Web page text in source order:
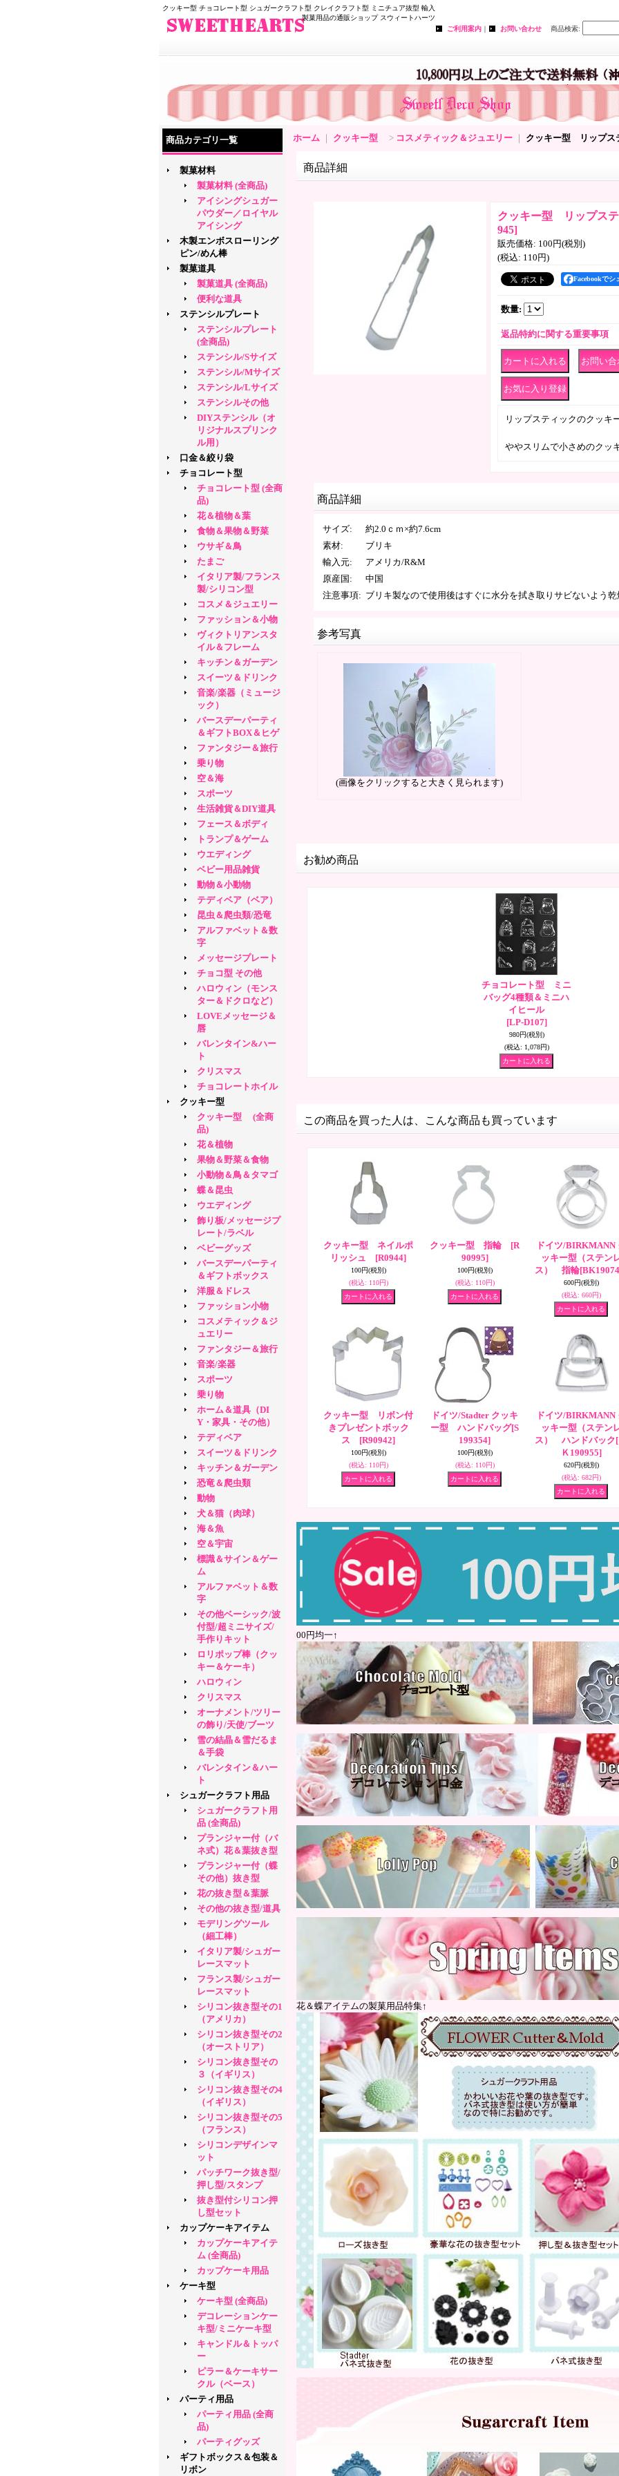
クッキー型 チョコレート型 シュガークラフト型 クレイクラフト型 ミニチュア抜型 輸入
製菓用品の通販ショップ スウィートハーツ
ご利用案内 ｜ お問い合わせ 商品検索:
商品カテゴリ一覧
製菓材料
製菓材料 (全商品)
アイシングシュガー
パウダー／ロイヤル
アイシング
木製エンボスローリング
ピン/めん棒
製菓道具
製菓道具 (全商品)
便利な道具
ステンシルプレート
ステンシルプレート
(全商品)
ステンシル/Sサイズ
ステンシル/Mサイズ
ステンシル/Lサイズ
ステンシルその他
DIYステンシル（オ
リジナルスプリンク
ル用）
口金＆絞り袋
チョコレート型
チョコレート型 (全商
品)
花＆植物＆葉
食物＆果物＆野菜
ウサギ＆鳥
たまご
イタリア製/フランス
製/シリコン型
コスメ＆ジュエリー
ファッション＆小物
ヴィクトリアンスタ
イル＆フレーム
キッチン＆ガーデン
スイーツ＆ドリンク
音楽/楽器（ミュージ
ック）
バースデーパーティ
＆ギフトBOX＆ヒゲ
ファンタジー＆旅行
乗り物
空＆海
スポーツ
生活雑貨＆DIY道具
フェース＆ボディ
トランプ＆ゲーム
ウエディング
ベビー用品雑貨
動物＆小動物
テディベア（ベア）
昆虫＆爬虫類/恐竜
アルファベット＆数
字
メッセージプレート
チョコ型 その他
ハロウィン（モンス
ター＆ドクロなど）
LOVEメッセージ＆
唇
バレンタイン&ハー
ト
クリスマス
チョコレートホイル
クッキー型
クッキー型 (全商
品)
花＆植物
果物＆野菜＆食物
小動物＆鳥＆タマゴ
蝶＆昆虫
ウエディング
飾り板/メッセージプ
レート/ラベル
ベビーグッズ
バースデーパーティ
＆ギフトボックス
洋服＆ドレス
ファッション小物
コスメティック＆ジ
ュエリー
ファンタジー＆旅行
音楽/楽器
スポーツ
乗り物
ホーム＆道具（DI
Y・家具・その他）
テディベア
スイーツ＆ドリンク
キッチン＆ガーデン
恐竜＆爬虫類
動物
犬＆猫（肉球）
海＆魚
空＆宇宙
標識＆サイン＆ゲー
ム
アルファベット＆数
字
その他ベーシック/波
付型/超ミニサイズ/
手作りキット
ロリポップ棒（クッ
キー＆ケーキ）
ハロウィン
クリスマス
オーナメント/ツリー
の飾り/天使/ブーツ
雪の結晶＆雪だるま
＆手袋
バレンタイン＆ハー
ト
シュガークラフト用品
シュガークラフト用
品 (全商品)
プランジャー付（バ
ネ式）花＆葉抜き型
プランジャー付（蝶
その他）抜き型
花の抜き型＆葉脈
その他の抜き型/道具
モデリングツール
（細工棒）
イタリア製/シュガー
レースマット
フランス製/シュガー
レースマット
シリコン抜き型その1
（アメリカ）
シリコン抜き型その2
（オーストリア）
シリコン抜き型その
３（イギリス）
シリコン抜き型その4
（イギリス）
シリコン抜き型その5
（フランス）
シリコンデザインマ
ット
パッチワーク抜き型/
押し型/スタンプ
抜き型付シリコン押
し型セット
カップケーキアイテム
カップケーキアイテ
ム (全商品)
カップケーキ用品
ケーキ型
ケーキ型 (全商品)
デコレーションケー
キ型/ミニケーキ型
キャンドル＆トッパ
ー
ピラー＆ケーキサー
クル（ベース）
パーティ用品
パーティ用品 (全商
品)
パーティグッズ
ギフトボックス＆包装＆
リボン
ホーム クッキー型 > コスメティック＆ジュエリー クッキー型 リップ
商品詳細
クッキー型 リップ
945]
販売価格: 100円(税別)
(税込: 110円)
Facebookでシ
数量:
返品特約に関する重要事項
リップスティックのクッキ
ややスリムで小さめのクッ
商品詳細
サイズ:
約2.0ｃｍ×約7.6cm
素材:
ブリキ
輸入元:
アメリカ/R&M
原産国 :
中国
注意事項: ブリキ製なので使用後はすぐに水分を拭き取りサビないよう
参考写真
(画像をクリックすると大きく見られます)
お勧め商品
チョコレート型 ミニ
バッグ4種類＆ミニハ
イヒール
[LP-D107]
980円(税別)
(税込: 1,078円)
この商品を買った人は、こんな商品も買っています
クッキー型 ネイルポ
リッシュ [R0944]
100円(税別)
(税込: 110円)
クッキー型 指輪 [R
90995]
100円(税別)
(税込: 110円)
ドイツ/BIRKMANN
ッキー型（ステン
ス） 指輪
600円(税別)
(税込: 660円)
クッキー型 リボン付
きプレゼントボック
ス [R90942]
100円(税別)
(税込: 110円)
ドイツ/Stadter クッキ
ー型 ハンドバッグ[S
199354]
100円(税別)
(税込: 110円)
ドイツ/BIRKMANN
ッキー型（ステン
ス） ハンドバック
Ｋ190955]
620円(税別)
(税込: 682円)
00円均一↑
花＆蝶アイテムの製菓用品特集↑